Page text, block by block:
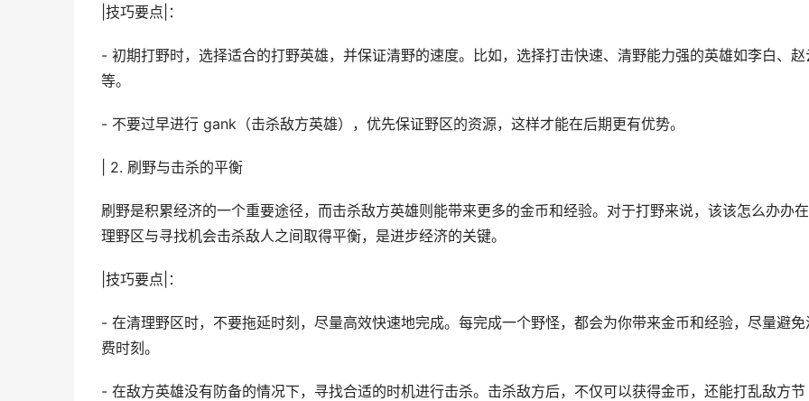
|技巧要点|：
- 初期打野时，选择适合的打野英雄，并保证清野的速度。比如，选择打击快速、清野能力强的英雄如李白、赵
等。
- 不要过早进行 gank（击杀敌方英雄），优先保证野区的资源，这样才能在后期更有优势。
| 2. 刷野与击杀的平衡
刷野是积累经济的一个重要途径，而击杀敌方英雄则能带来更多的金币和经验。对于打野来说，该该怎么办办
理野区与寻找机会击杀敌人之间取得平衡，是进步经济的关键。
|技巧要点|：
- 在清理野区时，不要拖延时刻，尽量高效快速地完成。每完成一个野怪，都会为你带来金币和经验，尽量避免
费时刻。
- 在敌方英雄没有防备的情况下，寻找合适的时机进行击杀。击杀敌方后，不仅可以获得金币，还能打乱敌方节